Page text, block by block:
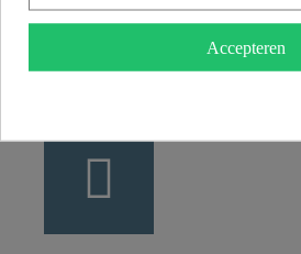
+49 5407 8707 777
Accepteren